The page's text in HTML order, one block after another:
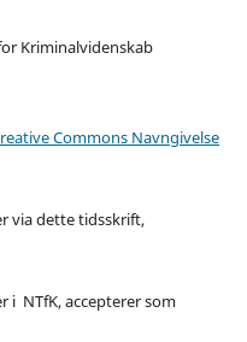
Kriminalvidenskab
Commons Navngivelse
via dette tidsskrift,
i NTfK, accepterer som